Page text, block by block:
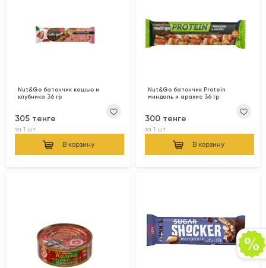
Nut&Go батончик кешью и
клубника 36 гр
305 тенге
за 1 шт
В корзину
Nut&Go батончик Protein
миндаль и арахис 36 гр
300 тенге
за 1 шт
В корзину